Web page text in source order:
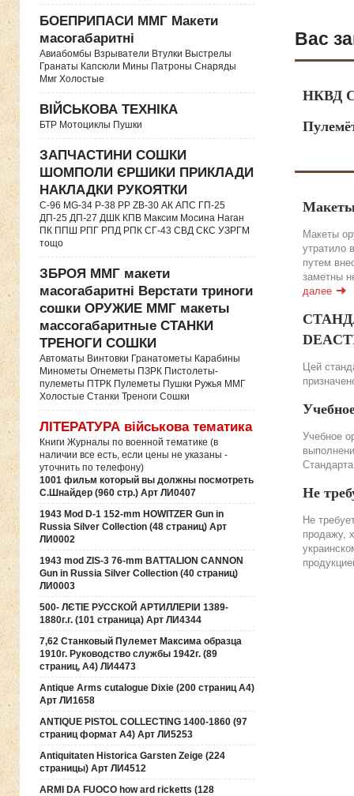
БОЕПРИПАСИ ММГ Макети
масогабаритні
Авиабомбы Взрыватели Втулки Выстрелы
Гранаты Капсюли Мины Патроны Снаряды
Ммг Холостые
ВІЙСЬКОВА ТЕХНІКА
БТР Мотоциклы Пушки
ЗАПЧАСТИНИ СОШКИ
ШОМПОЛИ ЄРШИКИ ПРИКЛАДИ
НАКЛАДКИ РУКОЯТКИ
C-96 MG-34 P-38 PP ZB-30 АК АПС ГП-25
ДП-25 ДП-27 ДШК КПВ Максим Мосина Наган
ПК ППШ РПГ РПД РПК СГ-43 СВД CКС УЗРГМ
тощо
ЗБРОЯ ММГ макети
масогабаритні Верстати триноги
сошки ОРУЖИЕ ММГ макеты
массогабаритные СТАНКИ
ТРЕНОГИ СОШКИ
Автоматы Винтовки Гранатометы Карабины
Минометы Огнеметы ПЗРК Пистолеты-
пулеметы ПТРК Пулеметы Пушки Ружья ММГ
Холостые Станки Треноги Сошки
ЛІТЕРАТУРА військова тематика
Книги Журналы по военной тематике (в
наличии все есть, если цены не указаны -
уточнить по телефону)
1001 фильм который вы должны посмотреть
С.Шнайдер (960 стр.) Арт ЛИ0407
1943 Mod D-1 152-mm HOWITZER Gun in
Russia Silver Collection (48 страниц) Арт
ЛИ0002
1943 mod ZIS-3 76-mm BATTALION CANNON
Gun in Russia Silver Collection (40 страниц)
ЛИ0003
500- ЛЄТІЕ РУССКОЙ АРТИЛЛЕРІИ 1389-
1880г.г. (101 страница) Арт ЛИ4344
7,62 Станковый Пулемет Максима образца
1910г. Руководство службы 1942г. (89
страниц, А4) ЛИ4473
Antique Arms cutalogue Dixie (200 страниц А4)
Арт ЛИ1658
ANTIQUE PISTOL COLLECTING 1400-1860 (97
страниц формат А4) Арт ЛИ5253
Antiquitaten Historica Garsten Zeige (224
страницы) Арт ЛИ4512
ARMI DA FUOCO how ard ricketts (128
Вас
НКВД
Макеты
Макеты
утратило
путем
заметны
далее
Цей
Учебное
Не
Не
продажу,